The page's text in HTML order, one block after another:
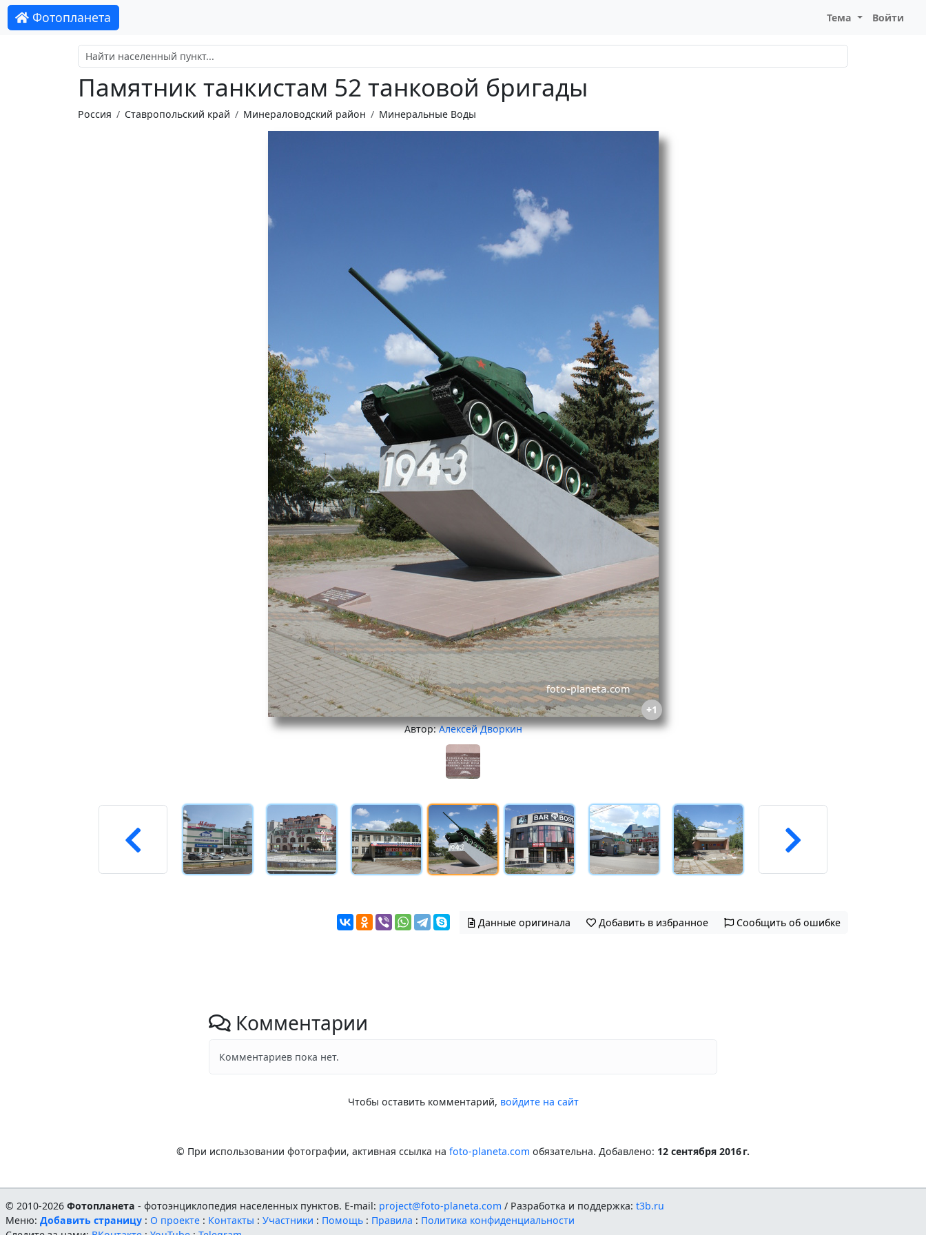
Фотопланета Тема Войти
Памятник танкистам 52 танковой бригады
Россия Ставропольский край Минераловодский район Минеральные Воды
+1
Автор:Алексей Дворкин
Данные оригинала Добавить в избранное Сообщить об ошибке
Комментарии
Комментариев пока нет.
Чтобы оставить комментарий, войдите на сайт
© При использовании фотографии, активная ссылка на foto-planeta.com обязательна. Добавлено: 12 сентября 2016 г.
© 2010-2026Фотопланета - фотоэнциклопедия населенных пунктов. E-mail: project@foto-planeta.com / Разработка и поддержка:t3b.ru
Меню:Добавить страницу : О проекте : Контакты :Участники : Помощь : Правила : Политика конфиденциальности